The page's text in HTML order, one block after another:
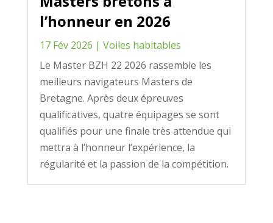
l’honneur en 2026
17 Fév 2026 | Voiles habitables
Le Master BZH 22 2026 rassemble les
meilleurs navigateurs Masters de
Bretagne. Après deux épreuves
qualificatives, quatre équipages se sont
qualifiés pour une finale très attendue qui
mettra à l’honneur l’expérience, la
régularité et la passion de la compétition.